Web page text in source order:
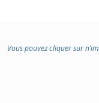
Vous pouvez cliquer sur